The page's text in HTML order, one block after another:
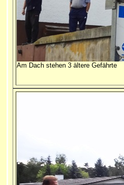
Am Dach stehen 3 ältere Gefährte